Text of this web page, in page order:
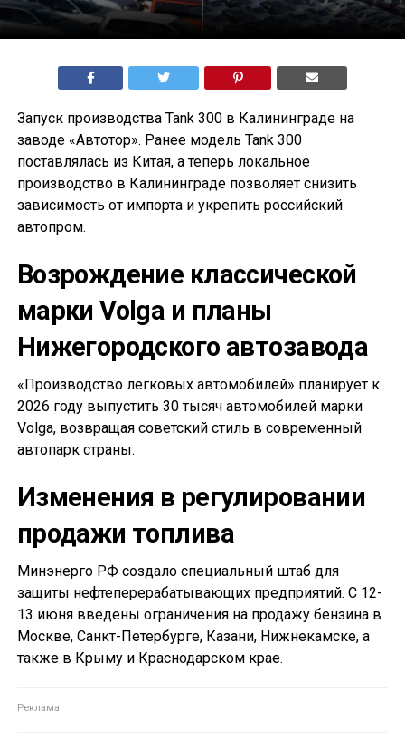
Запуск производства Tank 300 в Калининграде на
заводе «Автотор». Ранее модель Tank 300
поставлялась из Китая, а теперь локальное
производство в Калининграде позволяет снизить
зависимость от импорта и укрепить российский
автопром.
Возрождение классической
марки Volga и планы
Нижегородского автозавода
«Производство легковых автомобилей» планирует к
2026 году выпустить 30 тысяч автомобилей марки
Volga, возвращая советский стиль в современный
автопарк страны.
Изменения в регулировании
продажи топлива
Минэнерго РФ создало специальный штаб для
защиты нефтеперерабатывающих предприятий. С 12-
13 июня введены ограничения на продажу бензина в
Москве, Санкт-Петербурге, Казани, Нижнекамске, а
также в Крыму и Краснодарском крае.